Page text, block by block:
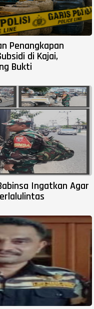
Penangkapan
di Kajai,
Bukti
Ingatkan Agar